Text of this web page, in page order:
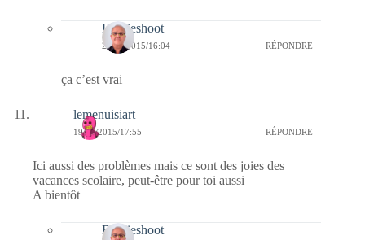
Bernieshoot
23/04/2015/16:04 RÉPONDRE
ça c’est vrai
lemenuisiart
19/04/2015/17:55 RÉPONDRE
Ici aussi des problèmes mais ce sont des joies des
vacances scolaire, peut-être pour toi aussi
A bientôt
Bernieshoot